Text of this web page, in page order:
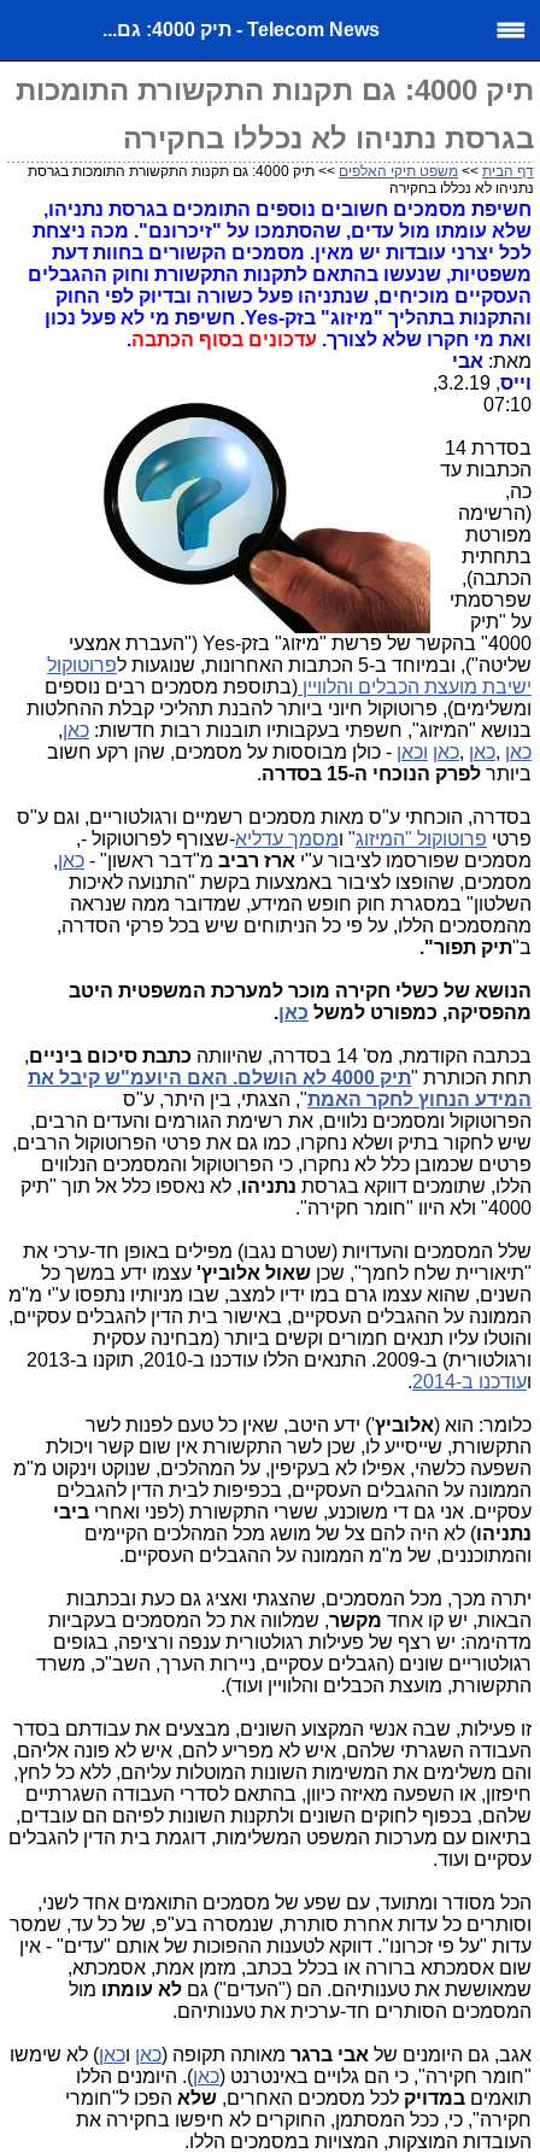
Telecom News - תיק 4000: גם...
תיק 4000: גם תקנות התקשורת התומכות
בגרסת נתניהו לא נכללו בחקירה
דף הבית >> משפט תיקי האלפים
>> תיק 4000: גם תקנות התקשורת התומכות בגרסת
נתניהו לא נכללו בחקירה
חשיפת מסמכים חשובים נוספים התומכים בגרסת נתניהו,
שלא עומתו מול עדים, שהסתמכו על "זיכרונם". מכה ניצחת
לכל יצרני עובדות יש מאין. מסמכים הקשורים בחוות דעת
משפטיות, שנעשו בהתאם לתקנות התקשורת וחוק ההגבלים
העסקיים מוכיחים, שנתניהו פעל כשורה ובדיוק לפי החוק
והתקנות בתהליך "מיזוג" בזק-Yes. חשיפת מי לא פעל נכון
ואת מי חקרו שלא לצורך. עדכונים בסוף הכתבה.
מאת: אבי
וייס
, 3.2.19,
07:10
בסדרת 14
הכתבות עד
כה,
(הרשימה
מפורטת
בתחתית
הכתבה),
שפרסמתי
על "תיק
4000" בהקשר של פרשת "מיזוג" בזק
-
Yes ("העברת אמצעי
שליטה"), ובמיוחד ב-5 הכתבות האחרונות, שנוגעות לפרוטוקול
ישיבת מועצת הכבלים והלוויין (בתוספת מסמכים רבים נוספים
ומשלימים), פרוטוקול חיוני ביותר להבנת תהליכי קבלת ההחלטות
בנושא "המיזוג", חשפתי בעקבותיו תובנות רבות חדשות: כאן,
כאן ,כאן ,כאן וכאן - כולן מבוססות על מסמכים, שהן רקע חשוב
ביותר לפרק הנוכחי ה-15 בסדרה .
בסדרה, הוכחתי ע"ס מאות מסמכים רשמיים ורגולטוריים, וגם ע"ס
פרטי פרוטוקול "המיזוג" ומסמך עדליא-
,שצורף לפרוטוקול -
מסמכים שפורסמו לציבור ע"י ארז רביב מ"דבר ראשון" - כאן,
מסמכים, שהופצו לציבור באמצעות בקשת "התנועה לאיכות
השלטון" במסגרת חוק חופש המידע, שמדובר ממה שנראה
מהמסמכים הללו, על פי כל הניתוחים שיש בכל פרקי הסדרה,
ב"תיק תפור".
הנושא של כשלי חקירה מוכר למערכת המשפטית היטב
מהפסיקה, כמפורט למשל כאן.
בכתבה הקודמת, מס' 14 בסדרה, שהיוותה כתבת סיכום ביניים,
תחת הכותרת "
תיק 4000 לא הושלם. האם היועמ"ש קיבל את
המידע הנחוץ לחקר האמת", הצגתי, בין היתר, ע"ס
הפרוטוקול ומסמכים נלווים, את רשימת הגורמים והעדים הרבים,
שיש לחקור בתיק ושלא נחקרו, כמו גם את פרטי הפרוטוקול הרבים,
פרטים שכמובן כלל לא נחקרו, כי הפרוטוקול והמסמכים הנלווים
הללו, שתומכים דווקא בגרסת נתניהו, לא נאספו כלל אל תוך "תיק
4000" ולא היוו "חומר חקירה".
שלל המסמכים והעדויות (שטרם נגבו) מפילים באופן חד-ערכי את
"תיאוריית שלח לחמך", שכן שאול אלוביץ' עצמו ידע במשך כל
השנים, שהוא עצמו גרם במו ידיו למצב, שבו מניותיו נתפסו ע"י מ"מ
הממונה על ההגבלים העסקיים, באישור בית הדין להגבלים עסקיים,
והוטלו עליו תנאים חמורים וקשים ביותר (מבחינה עסקית
ורגולטורית) ב-2009. התנאים הללו עודכנו ב-2010, תוקנו ב-2013
ועודכנו ב-2014 .
כלומר: הוא (אלוביץ') ידע היטב, שאין כל טעם לפנות לשר
התקשורת, שייסייע לו, שכן לשר התקשורת אין שום קשר ויכולת
השפעה כלשהי, אפילו לא בעקיפין, על המהלכים, שנוקט וינקוט מ"מ
הממונה על ההגבלים העסקיים, בכפיפות לבית הדין להגבלים
עסקיים. אני גם די משוכנע, ששרי התקשורת (לפני ואחרי ביבי
נתניהו) לא היה להם צל של מושג מכל המהלכים הקיימים
והמתוכננים, של מ"מ הממונה על ההגבלים העסקיים.
יתרה מכך, מכל המסמכים, שהצגתי ואציג גם כעת ובכתבות
הבאות, יש קו אחד מקשר, שמלווה את כל המסמכים בעקביות
מדהימה: יש רצף של פעילות רגולטורית ענפה ורציפה, בגופים
רגולטוריים שונים (הגבלים עסקיים, ניירות הערך, השב"כ, משרד
התקשורת, מועצת הכבלים והלוויין ועוד).
זו פעילות, שבה אנשי המקצוע השונים, מבצעים את עבודתם בסדר
העבודה השגרתי שלהם, איש לא מפריע להם, איש לא פונה אליהם,
והם משלימים את המשימות השונות המוטלות עליהם, ללא כל לחץ,
חיפזון, או השפעה מאיזה כיוון, בהתאם לסדרי העבודה השגרתיים
שלהם, בכפוף לחוקים השונים ולתקנות השונות לפיהם הם עובדים,
בתיאום עם מערכות המשפט המשלימות, דוגמת בית הדין להגבלים
עסקיים ועוד.
הכל מסודר ומתועד, עם שפע של מסמכים התואמים אחד לשני,
וסותרים כל עדות אחרת סותרת, שנמסרה בע"פ, של כל עד, שמסר
עדות "על פי זכרונו". דווקא לטענות ההפוכות של אותם "עדים" - אין
שום אסמכתא ברורה או בכלל בכתב, מזמן אמת, אסמכתא,
שמאוששת את טענותיהם. הם ("העדים") גם לא עומתו מול
המסמכים הסותרים חד-ערכית את טענותיהם.
אגב, גם היומנים של אבי ברגר מאותה תקופה (כאן וכאן) לא שימשו
"חומר חקירה", כי הם גלויים באינטרנט (כאן). היומנים הללו
תואמים במדויק לכל מסמכים האחרים, שלא הפכו ל"חומרי
חקירה", כי, ככל המסתמן, החוקרים לא חיפשו בחקירה את
העובדות המוצקות, המצויות במסמכים הללו.